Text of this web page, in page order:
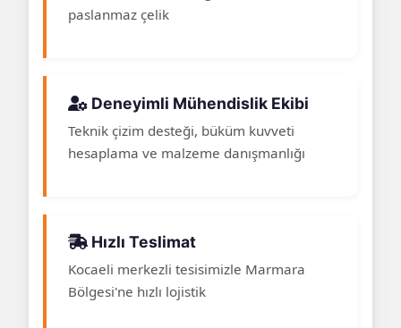
paslanmaz çelik
Deneyimli Mühendislik Ekibi
Teknik çizim desteği, büküm kuvveti
hesaplama ve malzeme danışmanlığı
Hızlı Teslimat
Kocaeli merkezli tesisimizle Marmara
Bölgesi'ne hızlı lojistik